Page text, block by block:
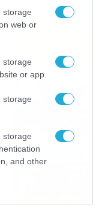
storage
web or
storage
or app.
storage
storage
and other